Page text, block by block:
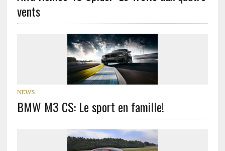
vents
NEWS
BMW M3 CS: Le sport en famille!